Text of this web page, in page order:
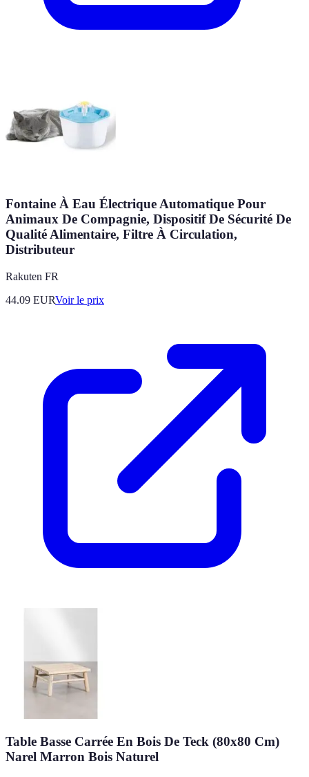
Fontaine À Eau Électrique Automatique Pour
Animaux De Compagnie, Dispositif De Sécurité De
Qualité Alimentaire, Filtre À Circulation,
Distributeur
Rakuten FR
44.09 EURVoir le prix
Table Basse Carrée En Bois De Teck (80x80 Cm)
Narel Marron Bois Naturel